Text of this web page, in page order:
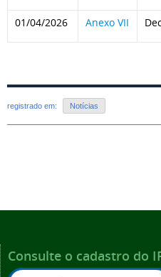
01/04/2026 Anexo VII
registrado em: Notícias
Consulte o cadastro do